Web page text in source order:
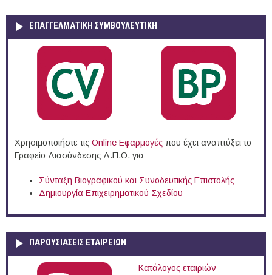
ΕΠΑΓΓΕΛΜΑΤΙΚΉ ΣΥΜΒΟΥΛΕΥΤΙΚΉ
Χρησιμοποιήστε τις Online Eφαρμογές που έχει αναπτύξει το
Γραφείο Διασύνδεσης Δ.Π.Θ. για
Σύνταξη Βιογραφικού και Συνοδευτικής Επιστολής
Δημιουργία Επιχειρηματικού Σχεδίου
ΠΑΡΟΥΣΙΆΣΕΙΣ ΕΤΑΙΡΕΙΏΝ
Κατάλογος εταιριών